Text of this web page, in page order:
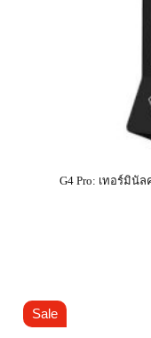
G4 Pro: เทอร์มินั
Sale